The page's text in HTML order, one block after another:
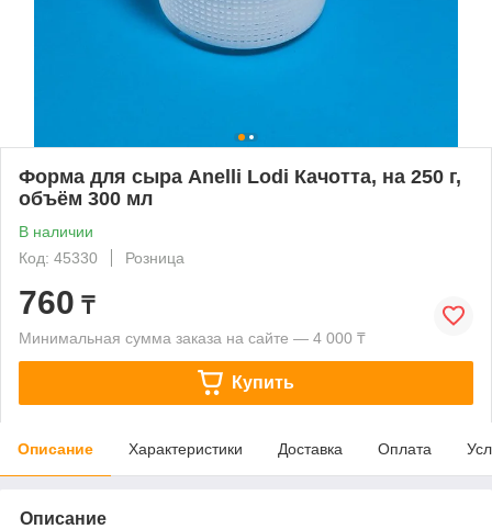
Форма для сыра Anelli Lodi Качотта, на 250 г,
объём 300 мл
В наличии
Код: 45330
Розница
760 ₸
Минимальная сумма заказа на сайте — 4 000 ₸
Купить
Описание Характеристики Доставка Оплата
Описание